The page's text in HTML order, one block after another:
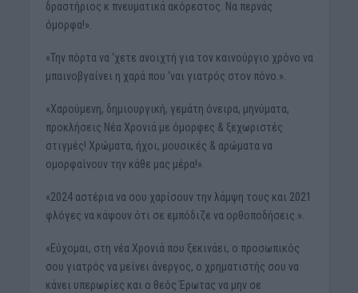
δραστήριος κ πνευματικά ακόρεστος. Να περνάς
όμορφα!».
«Την πόρτα να ‘χετε ανοιχτή για τον καινούργιο χρόνο να
μπαινοβγαίνει η χαρά που ‘ναι γιατρός στον πόνο.».
«Χαρούμενη, δημιουργική, γεμάτη όνειρα, μηνύματα,
προκλήσεις Νέα Χρονιά με όμορφες & ξεχωριστές
στιγμές! Χρώματα, ήχοι, μουσικές & αρώματα να
ομορφαίνουν την κάθε μας μέρα!».
«2024 αστέρια να σου χαρίσουν την λάμψη τους και 2021
φλόγες να κάψουν ότι σε εμπόδιζε να ορθοποδήσεις.».
«Εύχομαι, στη νέα Χρονιά που ξεκινάει, ο προσωπικός
σου γιατρός να μείνει άνεργος, ο χρηματιστής σου να
κάνει υπερωρίες και ο θεός Έρωτας να μην σε